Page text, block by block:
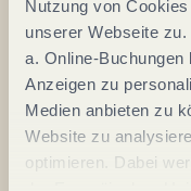
Nutzung von
unserer Webseite
a. Online-Buchungen
Anzeigen zu
Medien anbieten zu
Website zu
optimieren. Dabei
Fax:0049 6501
E-Mail:
Webseite:
Anreise planen